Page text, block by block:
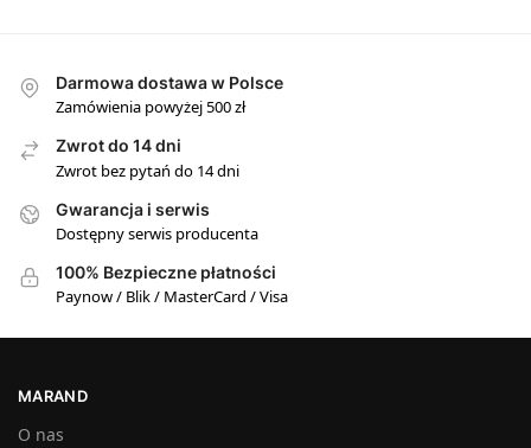
Darmowa dostawa w Polsce
Zamówienia powyżej 500 zł
Zwrot do 14 dni
Zwrot bez pytań do 14 dni
Gwarancja i serwis
Dostępny serwis producenta
100% Bezpieczne płatności
Paynow / Blik / MasterCard / Visa
MARAND
O nas